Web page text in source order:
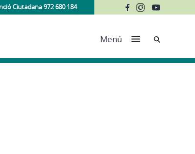
Ciutadana 972 680 184
Menú Cerca